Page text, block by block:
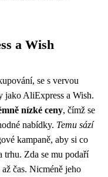
a Wish
se s vervou
jako AliExpress a Wish.
nízké ceny, čímž se
nabídky. Temu sází
kampaně, aby si co
Zda se mu podaří
čas. Nicméně jeho